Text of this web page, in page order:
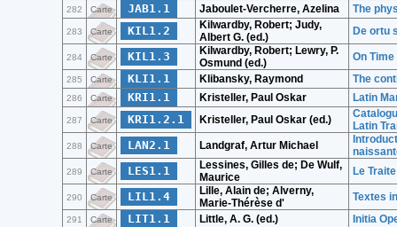
282 Carte JAB1.1 Jaboulet-Vercherre, Azelina The
283 Carte KIL1.2
Kilwardby, Robert; Judy,
Albert G. (ed.)
De ortu
284 Carte KIL1.3
Kilwardby, Robert; Lewry, P.
Osmund (ed.)
On
285 Carte KLI1.1 Klibansky, Raymond The
286 Carte KRI1.1 Kristeller, Paul Oskar Latin
287 Carte KRI1.2.1 Kristeller, Paul Oskar (ed.)
Latin
288 Carte LAN2.1 Landgraf, Artur Michael
289 Carte LES1.1
Lessines, Gilles de; De Wulf,
Maurice
Le
290 Carte LIL1.4
Lille, Alain de; Alverny,
Marie-Thérèse d'
Textes
291 Carte LIT1.1 Little, A. G. (ed.) Initia